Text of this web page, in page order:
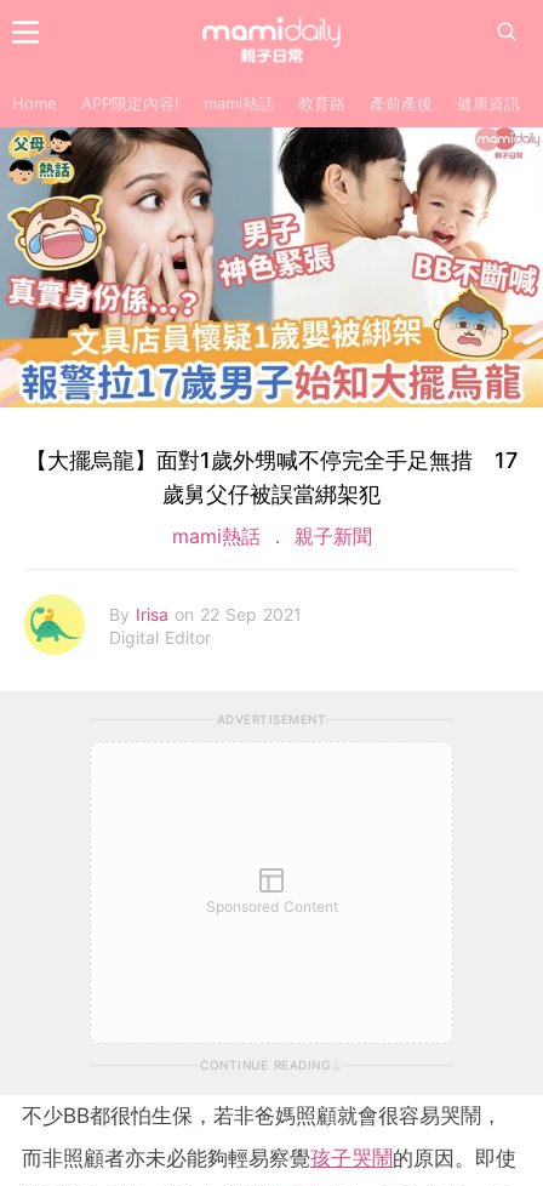
Home APP限定內容! mami熱話 教育路 產前產後 健康資訊
【大擺烏龍】面對1歲外甥喊不停完全手足無措 17
歲舅父仔被誤當綁架犯
mami熱話 親子新聞
By Irisa on 22 Sep 2021
Digital Editor
ADVERTISEMENT
Sponsored Content
CONTINUE READING
不少BB都很怕生保，若非爸媽照顧就會很容易哭鬧，
而非照顧者亦未必能夠輕易察覺孩子哭鬧的原因。即使